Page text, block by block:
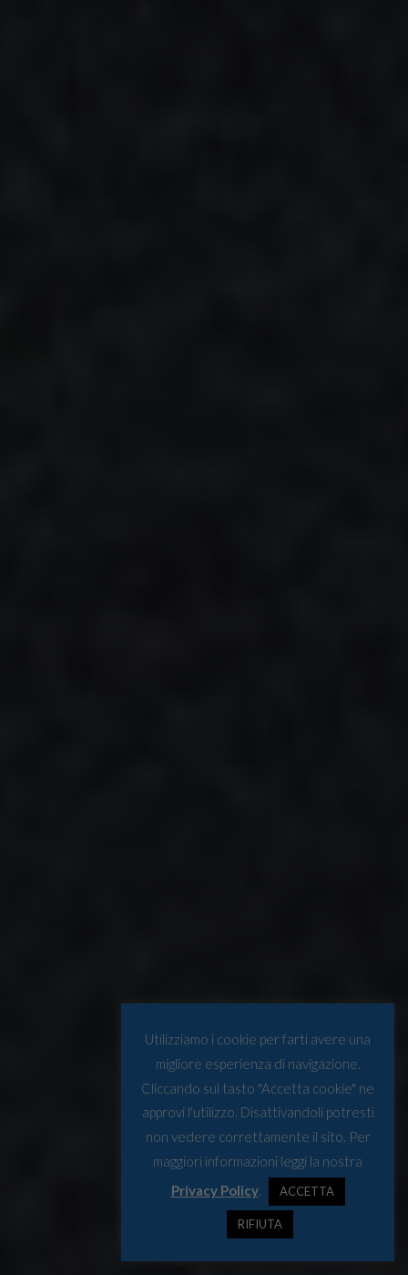
Utilizziamo i cookie per farti avere una
migliore esperienza di navigazione.
Cliccando sul tasto "Accetta cookie" ne
approvi l'utilizzo. Disattivandoli potresti
non vedere correttamente il sito. Per
maggiori informazioni leggi la nostra
Privacy Policy. ACCETTA
RIFIUTA